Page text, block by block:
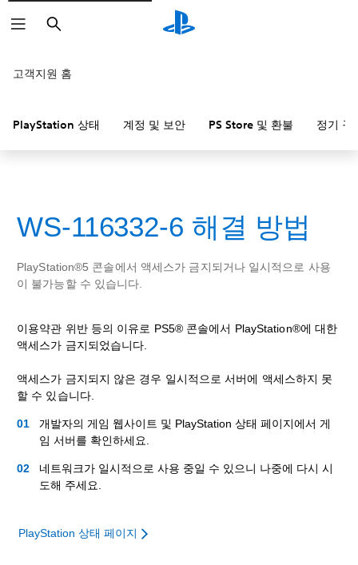
검
색
고객지원 홈
PlayStation 상태 계정 및 보안 PS Store 및 환불 정기 구
WS-116332-6 해결 방법
PlayStation®5 콘솔에서 액세스가 금지되거나 일시적으로 사용
이 불가능할 수 있습니다.
이용약관 위반 등의 이유로 PS5® 콘솔에서 PlayStation®에 대한
액세스가 금지되었습니다.
액세스가 금지되지 않은 경우 일시적으로 서버에 액세스하지 못
할 수 있습니다.
개발자의 게임 웹사이트 및 PlayStation 상태 페이지에서 게
임 서버를 확인하세요.
네트워크가 일시적으로 사용 중일 수 있으니 나중에 다시 시
도해 주세요.
PlayStation 상태 페이지